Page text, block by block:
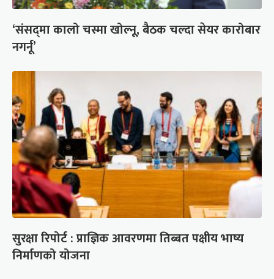
‘संसद्‍मा कालो चस्मा खोल्नू, बैठक चल्दा सेयर कारोबार
नगर्नू’
सुरक्षा रिपोर्ट : प्राज्ञिक आवरणमा तिब्बत पक्षीय भाष्य
निर्माणको योजना